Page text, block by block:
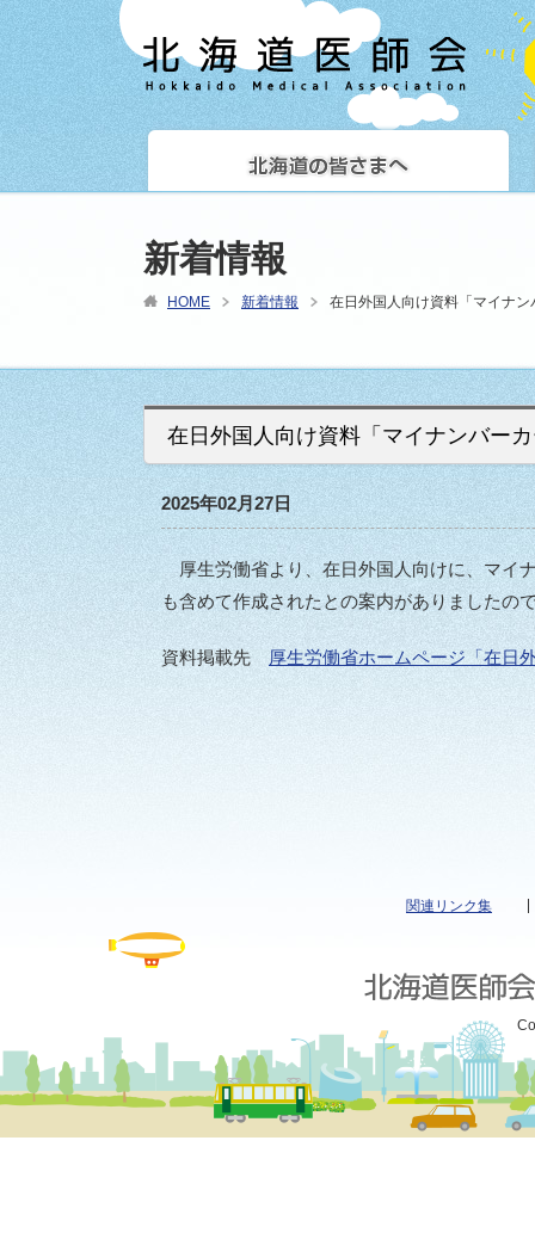
新着情報
HOME 新着情報 在日外国人向け資料「マイナ
在日外国人向け資料「マイナンバー
2025年02月27日
厚生労働省より、在日外国人向けに、マイ
も含めて作成されたとの案内がありましたの
資料掲載先 厚生労働省ホームページ「在日
関連リンク集